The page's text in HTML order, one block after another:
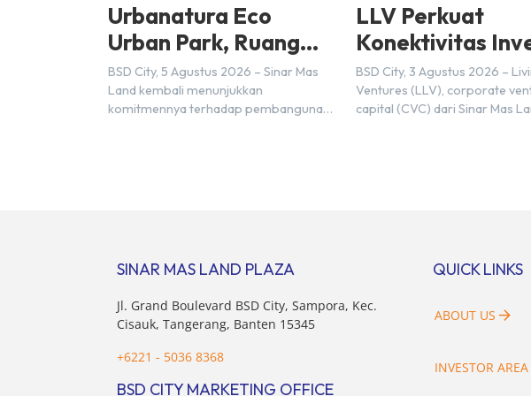
Urbanatura Eco
Urban Park, Ruang
Terbuka Hijau Baru di
BSD City
BSD City, 5 Agustus 2026 – Sinar Mas
Land kembali menunjukkan
komitmennya terhadap pembangunan
perusahaan untuk […]
LLV Perkuat
Konektivitas
(FDI) pada 2025
BSD City, 3 Agustus 2026 –
Ventures (LLV), corporate
capital (CVC) dari Sinar Mas
SINAR MAS LAND PLAZA
Jl. Grand Boulevard BSD City, Sampora, Kec.
Cisauk, Tangerang, Banten 15345
+6221 - 5036 8368
BSD CITY MARKETING OFFICE
QUICK LINKS
ABOUT US
INVESTOR AREA